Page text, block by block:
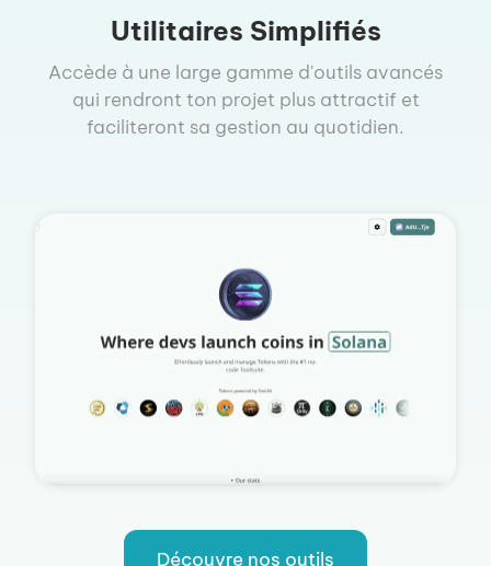
Utilitaires Simplifiés
Accède à une large gamme d'outils avancés
qui rendront ton projet plus attractif et
faciliteront sa gestion au quotidien.
Découvre nos outils